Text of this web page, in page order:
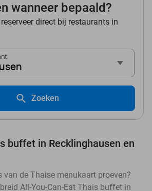
wanneer bepaald?
direct bij restaurants in
Zoeken
buffet in Recklinghausen en
van de Thaise menukaart proeven?
All-You-Can-Eat Thais buffet in